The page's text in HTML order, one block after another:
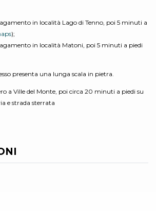
in località Lago di Tenno, poi 5 minuti a
);
in località Matoni, poi 5 minuti a piedi
presenta una lunga scala in pietra.
a Ville del Monte, poi circa 20 minuti a piedi su
e strada sterrata